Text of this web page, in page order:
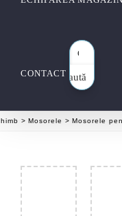
CONTACTCaută
Mosorele Mosorele